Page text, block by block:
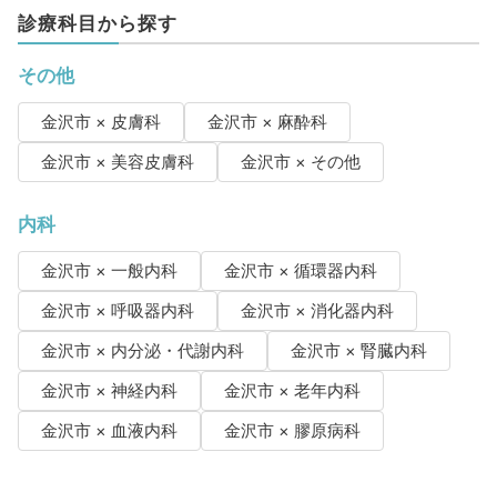
診療科目から探す
その他
金沢市 × 皮膚科
金沢市 × 麻酔科
金沢市 × 美容皮膚科
金沢市 × その他
内科
金沢市 × 一般内科
金沢市 × 循環器内科
金沢市 × 呼吸器内科
金沢市 × 消化器内科
金沢市 × 内分泌・代謝内科
金沢市 × 腎臓内科
金沢市 × 神経内科
金沢市 × 老年内科
金沢市 × 血液内科
金沢市 × 膠原病科